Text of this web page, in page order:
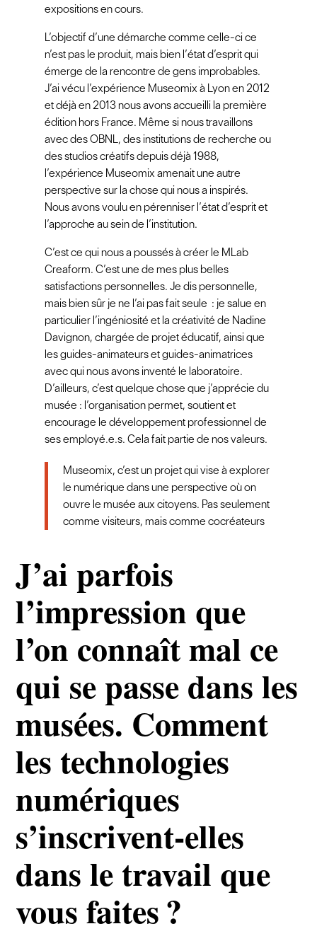
expositions en cours.
L’objectif d’une démarche comme celle-ci ce
n’est pas le produit, mais bien l’état d’esprit qui
émerge de la rencontre de gens improbables.
J’ai vécu l’expérience Museomix à Lyon en 2012
et déjà en 2013 nous avons accueilli la première
édition hors France. Même si nous travaillons
avec des OBNL, des institutions de recherche ou
des studios créatifs depuis déjà 1988,
l’expérience Museomix amenait une autre
perspective sur la chose qui nous a inspirés.
Nous avons voulu en pérenniser l’état d’esprit et
l’approche au sein de l’institution.
C’est ce qui nous a poussés à créer le MLab
Creaform. C’est une de mes plus belles
satisfactions personnelles. Je dis personnelle,
mais bien sûr je ne l’ai pas fait seule : je salue en
particulier l’ingéniosité et la créativité de Nadine
Davignon, chargée de projet éducatif, ainsi que
les guides-animateurs et guides-animatrices
avec qui nous avons inventé le laboratoire.
D’ailleurs, c’est quelque chose que j’apprécie du
musée : l’organisation permet, soutient et
encourage le développement professionnel de
ses employé.e.s. Cela fait partie de nos valeurs.
Museomix, c’est un projet qui vise à explorer
le numérique dans une perspective où on
ouvre le musée aux citoyens. Pas seulement
comme visiteurs, mais comme cocréateurs
J’ai parfois
l’impression que
l’on connaît mal ce
qui se passe dans les
musées. Comment
les technologies
numériques
s’inscrivent-elles
dans le travail que
vous faites ?